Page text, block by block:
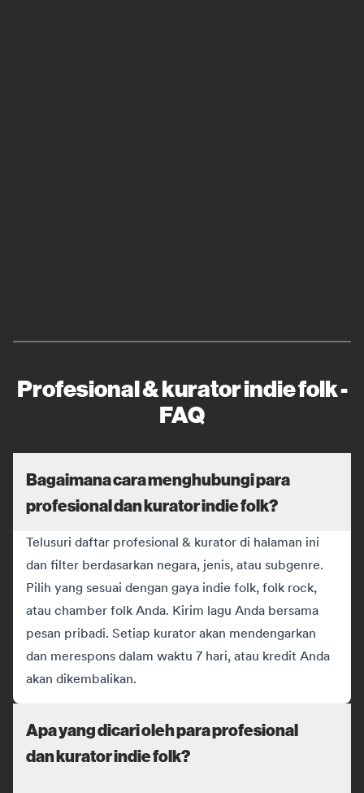
Profesional & kurator indie folk -
FAQ
Bagaimana cara menghubungi para
profesional dan kurator indie folk?
Telusuri daftar profesional & kurator di halaman ini
dan filter berdasarkan negara, jenis, atau subgenre.
Pilih yang sesuai dengan gaya indie folk, folk rock,
atau chamber folk Anda. Kirim lagu Anda bersama
pesan pribadi. Setiap kurator akan mendengarkan
dan merespons dalam waktu 7 hari, atau kredit Anda
akan dikembalikan.
Apa yang dicari oleh para profesional
dan kurator indie folk?